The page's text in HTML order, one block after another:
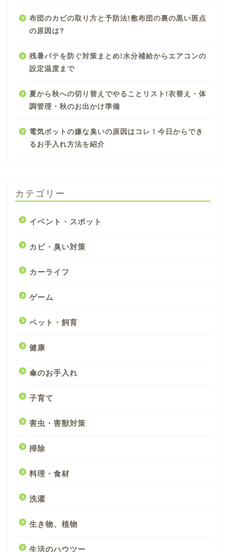
布団のカビの取り方と予防法!敷布団の裏の黒い斑点
の原因は?
残暑バテを防ぐ対策まとめ!水分補給からエアコンの
設定温度まで
夏から秋への切り替えでやることリスト!衣替え・体
調管理・秋のお出かけ準備
電気ポットの嫌な臭いの原因はコレ！今日からでき
るお手入れ方法を紹介
カテゴリー
イベント・スポット
カビ・臭い対策
カーライフ
ゲーム
ペット・飼育
健康
傘のお手入れ
子育て
害虫・害獣対策
掃除
料理・食材
洗濯
生き物、植物
生活のハウツー